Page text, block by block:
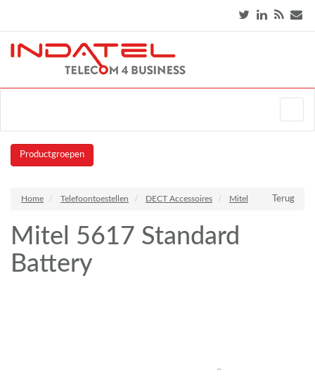
Productgroepen
Terug
Home Telefoontoestellen DECT Accessoires Mitel
Mitel 5617 Standard
Battery